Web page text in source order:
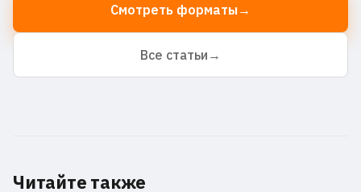
Смотреть форматы→
Все статьи →
Читайте также